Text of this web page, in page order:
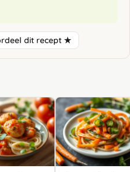
dit recept ★